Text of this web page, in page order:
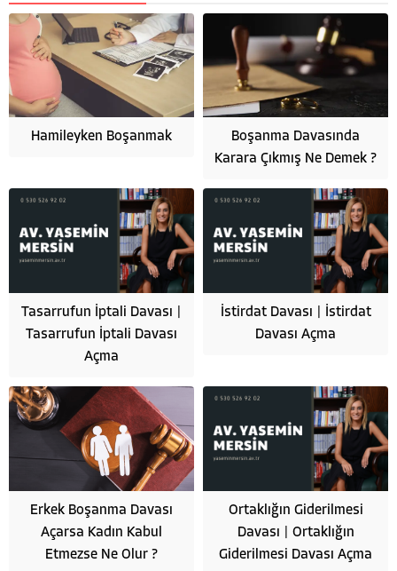
Hamileyken Boşanmak
Boşanma Davasında
Karara Çıkmış Ne Demek ?
Tasarrufun İptali Davası |
Tasarrufun İptali Davası
Açma
İstirdat Davası | İstirdat
Davası Açma
Erkek Boşanma Davası
Açarsa Kadın Kabul
Etmezse Ne Olur ?
Ortaklığın Giderilmesi
Davası | Ortaklığın
Giderilmesi Davası Açma